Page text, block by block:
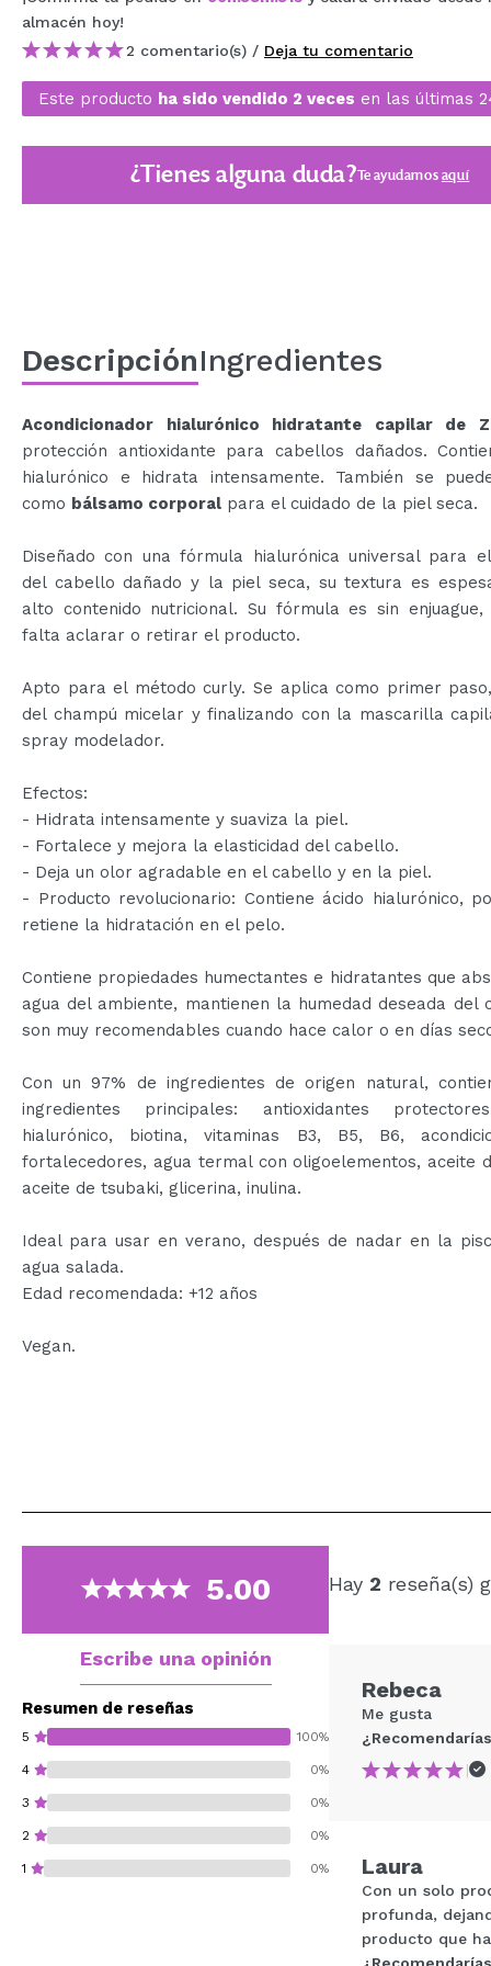
MAQUIFARMA
KOREA ZONE
TRAVEL SIZE
NATURE
PRÓXIMAMENTE
almacén hoy!
2 comentario(s) / Deja tu comentario
Este producto ha sido vendido 2 veces en las últimas
¿Tienes alguna duda?Te ayudamosaquí
DescripciónIngredientes
Acondicionador hialurónico hidratante capilar de
protección antioxidante para cabellos dañados.
hialurónico e hidrata intensamente. También se
como bálsamo corporal para el cuidado de la piel seca.
Diseñado con una fórmula hialurónica universal para
del cabello dañado y la piel seca, su textura es
alto contenido nutricional. Su fórmula es sin enjuague,
falta aclarar o retirar el producto.
Apto para el método curly. Se aplica como primer
del champú micelar y finalizando con la mascarilla
spray modelador.
Efectos:
- Hidrata intensamente y suaviza la piel.
- Fortalece y mejora la elasticidad del cabello.
- Deja un olor agradable en el cabello y en la piel.
- Producto revolucionario: Contiene ácido hialurónico,
retiene la hidratación en el pelo.
Contiene propiedades humectantes e hidratantes que
agua del ambiente, mantienen la humedad deseada del
son muy recomendables cuando hace calor o en días
Con un 97% de ingredientes de origen natural,
ingredientes principales: antioxidantes
hialurónico, biotina, vitaminas B3, B5, B6,
fortalecedores, agua termal con oligoelementos, aceite
aceite de tsubaki, glicerina, inulina.
Ideal para usar en verano, después de nadar en la
agua salada.
Edad recomendada: +12 años
Vegan.
5.00
Escribe una opinión
Resumen de reseñas
5 100%
4 0%
3 0%
2 0%
1 0%
Hay 2 reseña(s)
Rebeca
Me gusta
|
Laura
Con un solo
profunda,
producto que